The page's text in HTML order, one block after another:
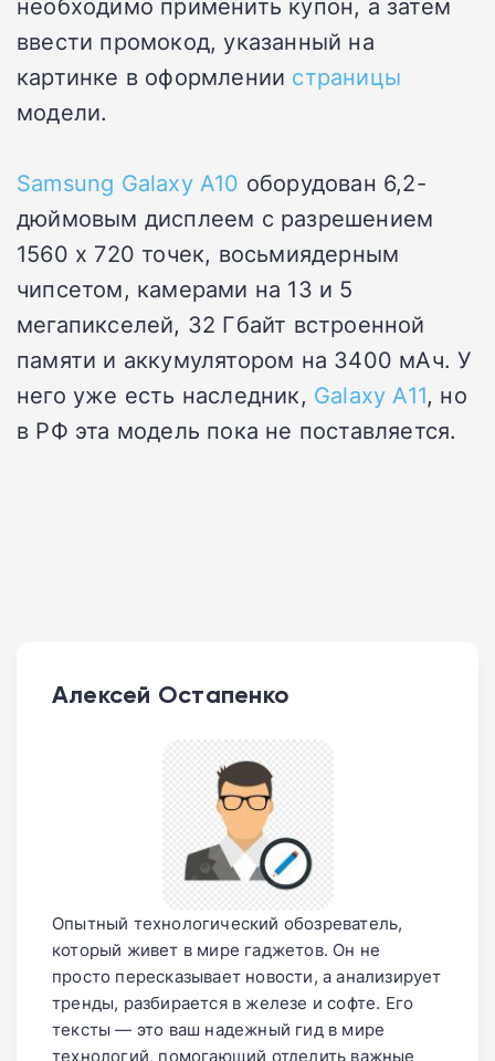
ввести промокод, указанный на
картинке в оформлении страницы
модели.
Samsung Galaxy A10 оборудован 6,2-
дюймовым дисплеем с разрешением
1560 х 720 точек, восьмиядерным
чипсетом, камерами на 13 и 5
мегапикселей, 32 Гбайт встроенной
памяти и аккумулятором на 3400 мАч. У
него уже есть наследник, Galaxy A11, но
в РФ эта модель пока не поставляется.
Алексей Остапенко
Опытный технологический обозреватель,
который живет в мире гаджетов. Он не
просто пересказывает новости, а анализирует
тренды, разбирается в железе и софте. Его
тексты — это ваш надежный гид в мире
технологий, помогающий отделить важные